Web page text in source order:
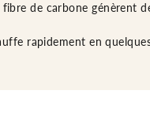
fibre de carbone génèrent
rapidement en